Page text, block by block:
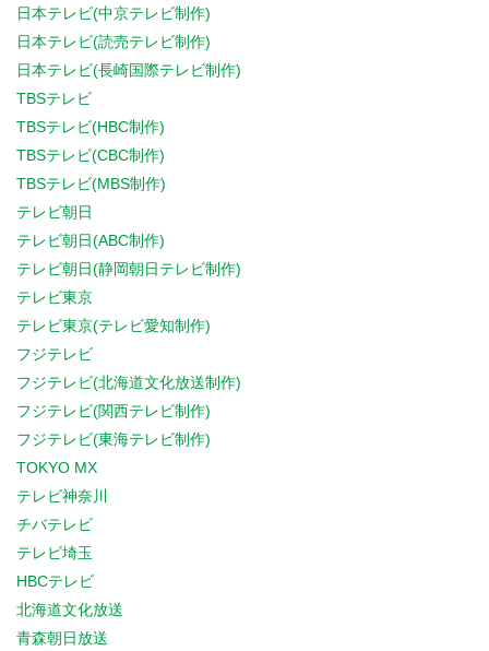
日本テレビ(中京テレビ制作)
日本テレビ(読売テレビ制作)
日本テレビ(長崎国際テレビ制作)
TBSテレビ
TBSテレビ(HBC制作)
TBSテレビ(CBC制作)
TBSテレビ(MBS制作)
テレビ朝日
テレビ朝日(ABC制作)
テレビ朝日(静岡朝日テレビ制作)
テレビ東京
テレビ東京(テレビ愛知制作)
フジテレビ
フジテレビ(北海道文化放送制作)
フジテレビ(関西テレビ制作)
フジテレビ(東海テレビ制作)
TOKYO MX
テレビ神奈川
チバテレビ
テレビ埼玉
HBCテレビ
北海道文化放送
青森朝日放送